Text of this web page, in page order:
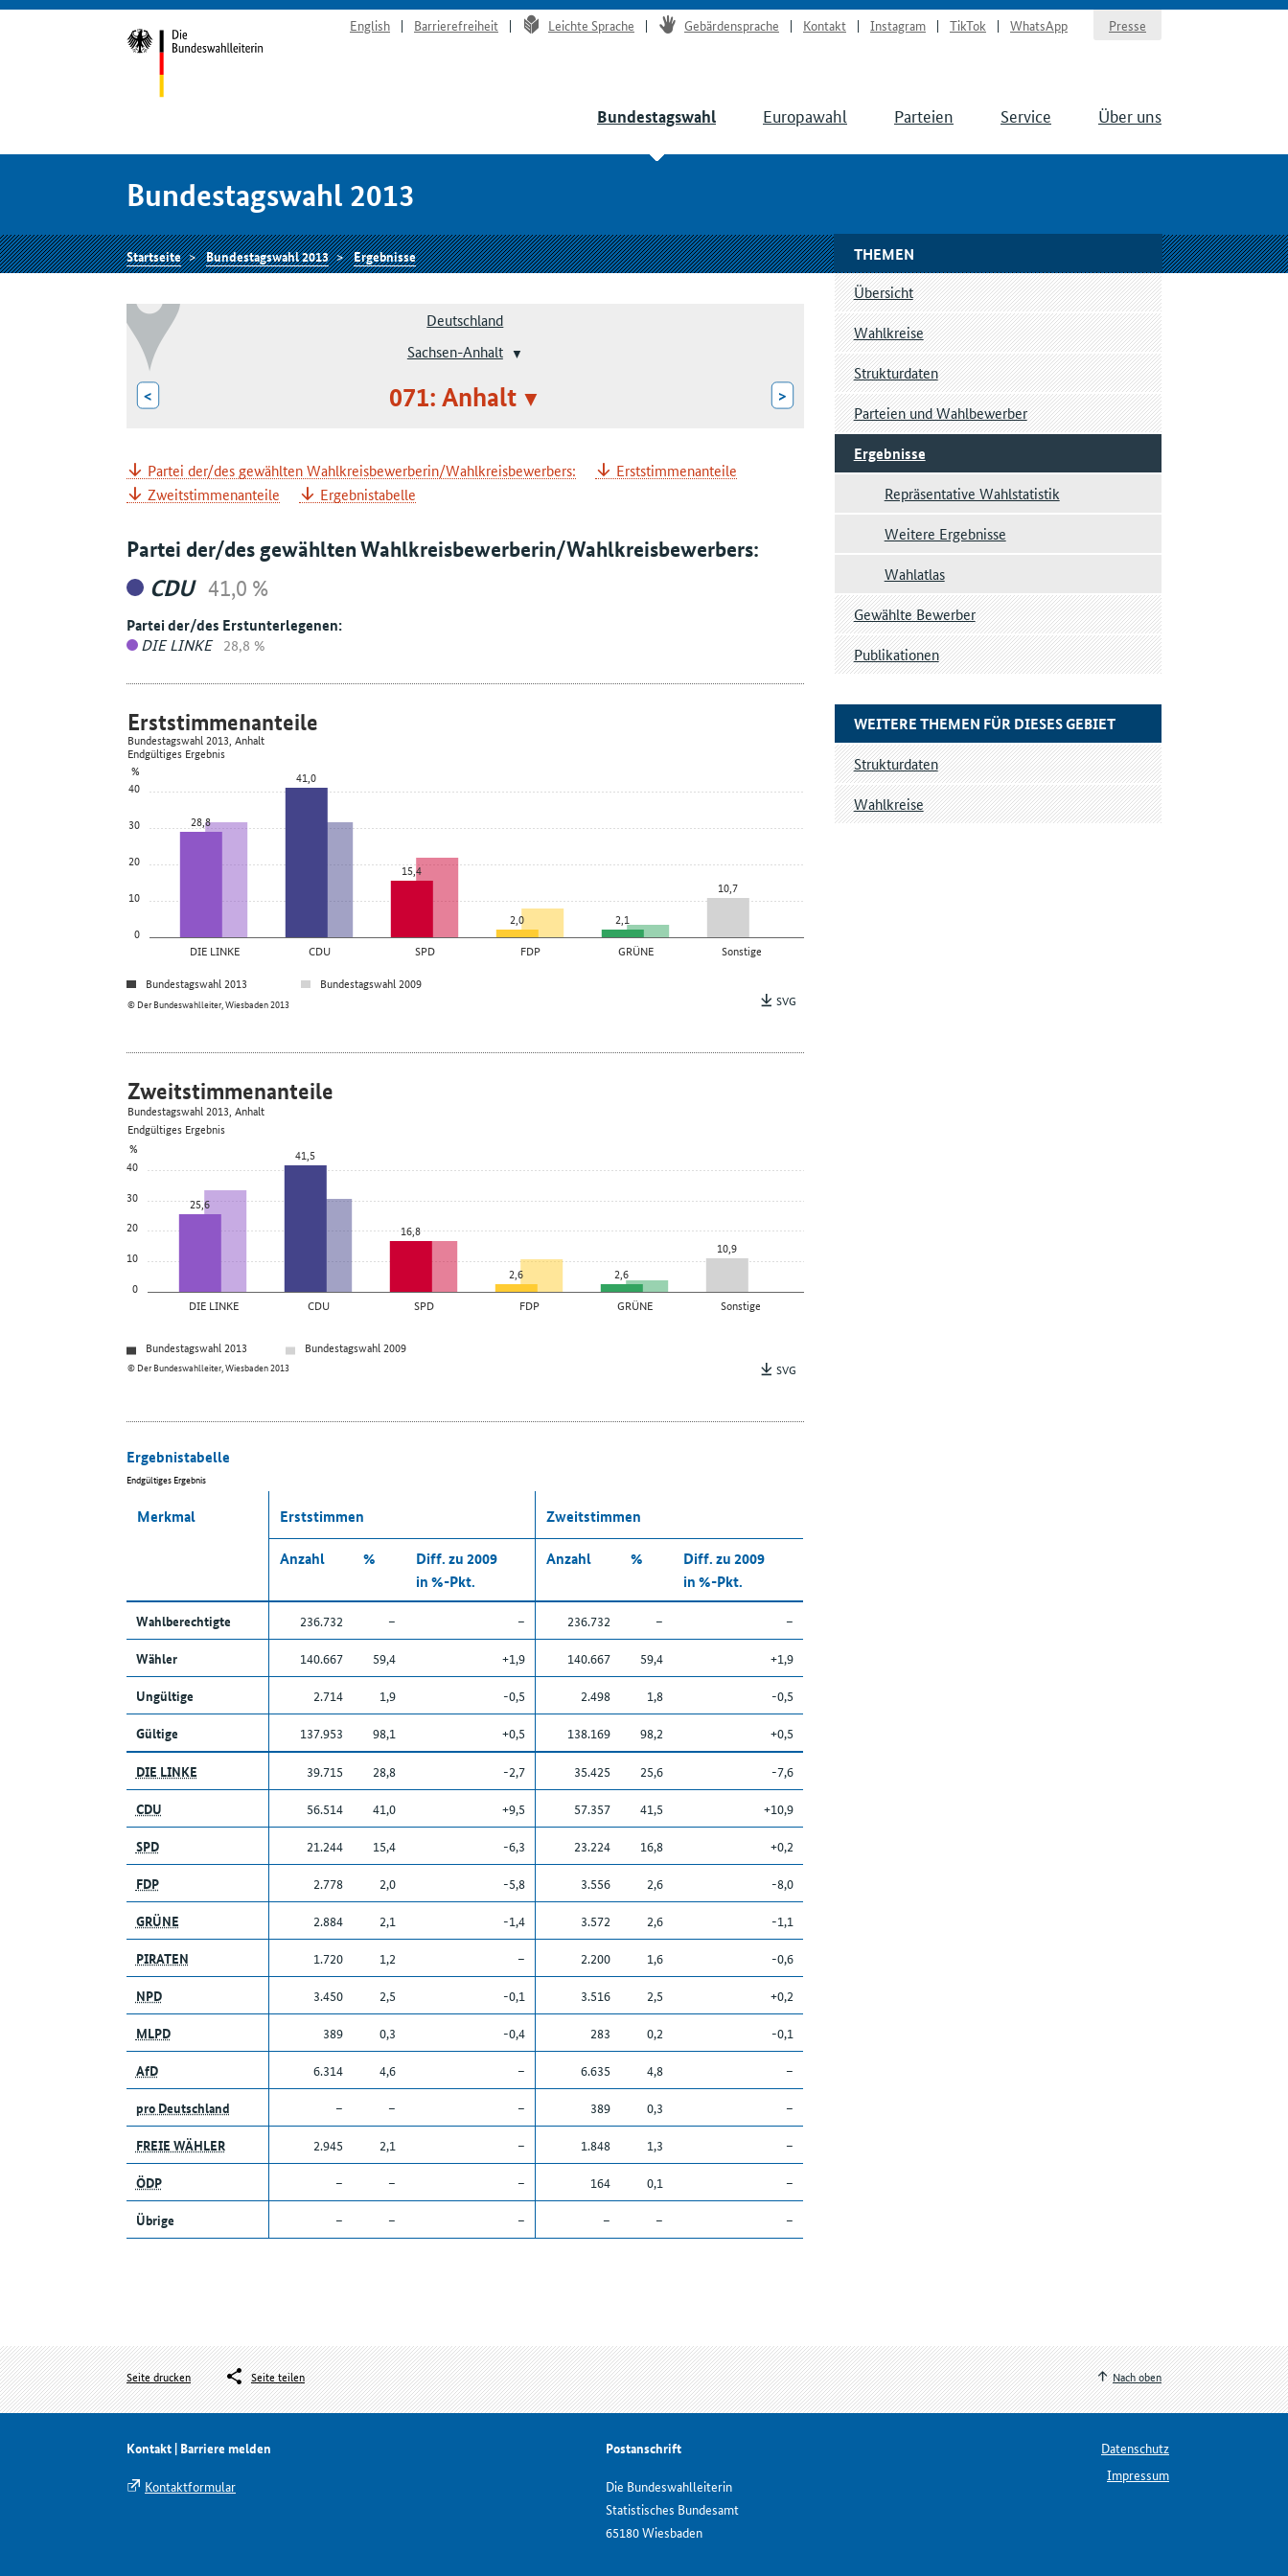
English Barrierefreiheit Leichte Sprache Gebärdensprache Kontakt Instagram TikTok WhatsApp Presse
Bundestagswahl Europawahl Parteien Service Über uns
Bundestagswahl 2013
Startseite Bundestagswahl 2013 Ergebnisse
Deutschland
Sachsen-Anhalt
< 071: Anhalt >
Partei der/des gewählten Wahlkreisbewerberin/Wahlkreisbewerbers:
Erststimmenanteile
Zweitstimmenanteile
Ergebnistabelle
Partei der/des gewählten Wahlkreisbewerberin/Wahlkreisbewerbers:
CDU 41,0 %
Partei der/des Erstunterlegenen:
DIE LINKE 28,8 %
0
10
20
30
40
%
DIE LINKE CDU SPD FDP GRÜNE Sonstige
28,8
41,0
15,4
2,0 2,1
10,7
© Der Bundeswahlleiter, Wiesbaden 2013
Erststimmenanteile
Bundestagswahl 2013, Anhalt
Endgültiges Ergebnis
Bundestagswahl 2013
Bundestagswahl 2009
SVG
0
10
20
30
40
%
DIE LINKE CDU SPD FDP GRÜNE Sonstige
25,6
41,5
16,8
2,6 2,6
10,9
© Der Bundeswahlleiter, Wiesbaden 2013
Zweitstimmenanteile
Bundestagswahl 2013, Anhalt
Endgültiges Ergebnis
Bundestagswahl 2013
Bundestagswahl 2009
SVG
Ergebnistabelle
Endgültiges Ergebnis
Merkmal Erststimmen
Zweitstimmen
Anzahl
%
Diff. zu 2009
in %-Pkt.
Anzahl %
Diff. zu 2009
in %-Pkt.
Wahlberechtigte 236.732 – – 236.732 –
–
Wähler
140.667 59,4 +1,9 140.667 59,4
+1,9
Ungültige
2.714 1,9 -0,5 2.498 1,8
-0,5
Gültige
137.953 98,1 +0,5 138.169 98,2
+0,5
DIE LINKE
39.715 28,8 -2,7 35.425 25,6
-7,6
CDU
56.514 41,0 +9,5 57.357 41,5
+10,9
SPD
21.244 15,4 -6,3 23.224 16,8
+0,2
FDP
2.778 2,0 -5,8 3.556 2,6
-8,0
GRÜNE
2.884 2,1 -1,4 3.572 2,6
-1,1
PIRATEN
1.720 1,2 – 2.200 1,6
-0,6
NPD
3.450 2,5 -0,1 3.516 2,5
+0,2
MLPD
389 0,3 -0,4 283 0,2
-0,1
AfD
6.314 4,6 – 6.635 4,8
–
pro Deutschland
– – – 389 0,3
–
FREIE WÄHLER
2.945 2,1 – 1.848 1,3
–
ÖDP
– – – 164 0,1
–
Übrige
– – – – – –
THEMEN
Übersicht
Wahlkreise
Strukturdaten
Parteien und Wahlbewerber
Ergebnisse
Repräsentative Wahlstatistik
Weitere Ergebnisse
Wahlatlas
Gewählte Bewerber
Publikationen
WEITERE THEMEN FÜR DIESES GEBIET
Strukturdaten
Wahlkreise
Seite drucken Seite teilen Nach oben
Kontakt | Barriere melden
Kontaktformular
Postanschrift
Die Bundeswahlleiterin
Statistisches Bundesamt
65180 Wiesbaden
Datenschutz
Impressum